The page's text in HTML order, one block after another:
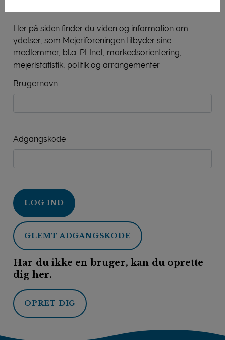
Her på siden finder du viden og information om
ydelser, som Mejeriforeningen tilbyder sine
medlemmer, bl.a. PLInet, markedsorientering,
mejeristatistik, politik og arrangementer.
Brugernavn
Adgangskode
LOG IND
GLEMT ADGANGSKODE
Har du ikke en bruger, kan du oprette
dig her.
OPRET DIG